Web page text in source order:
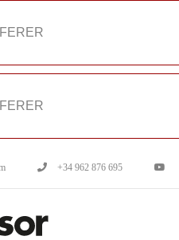
+34 962 876 695